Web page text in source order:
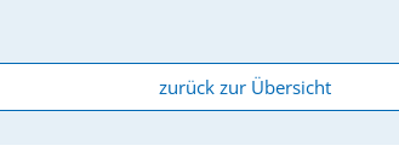
zurück zur Übersicht